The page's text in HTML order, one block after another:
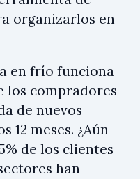
organizarlos en
en frío funciona
los compradores
de nuevos
12 meses. ¿Aún
de los clientes
han